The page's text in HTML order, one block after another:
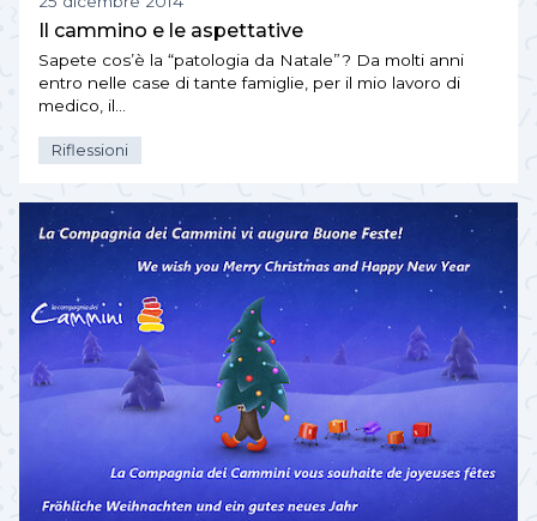
Il cammino e le aspettative
Sapete cos’è la “patologia da Natale”? Da molti anni
entro nelle case di tante famiglie, per il mio lavoro di
medico, il…
Riflessioni